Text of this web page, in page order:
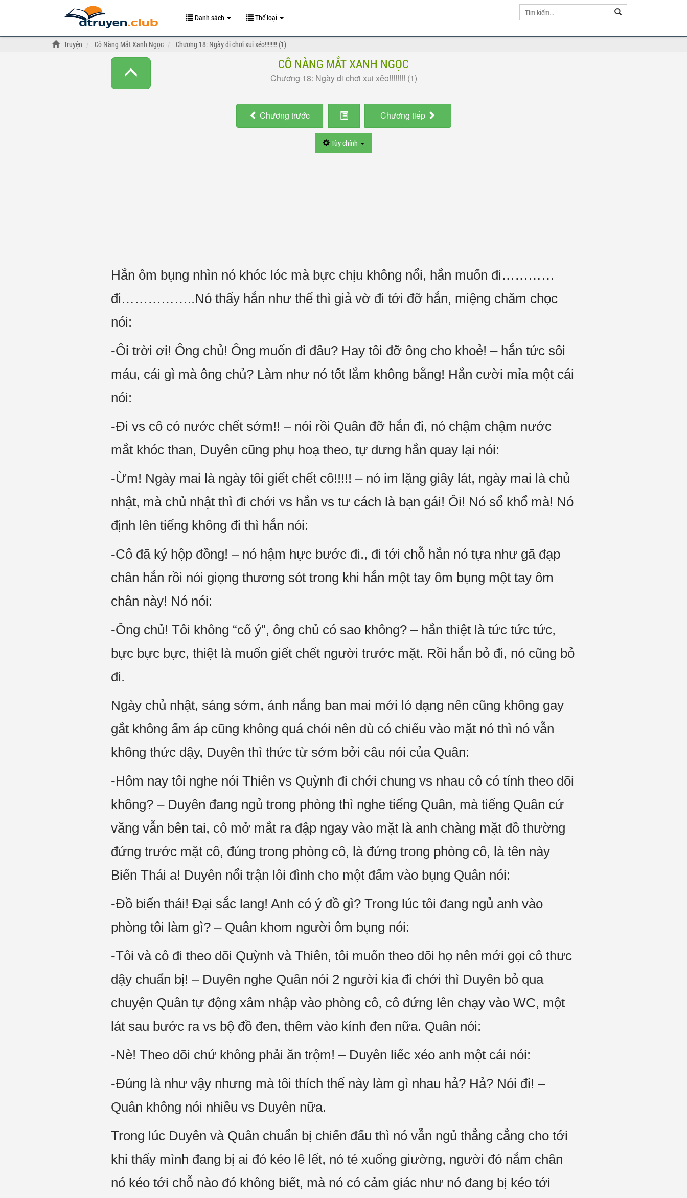
Danh sách Thể loại
Truyện Cô Nàng Mắt Xanh Ngọc Chương 18: Ngày đi chơi xui xẻo!!!!!!!! (1)
CÔ NÀNG MẮT XANH NGỌC
Chương 18: Ngày đi chơi xui xẻo!!!!!!!! (1)
Chương trước Chương tiếp
Tùy chỉnh
Hắn ôm bụng nhìn nó khóc lóc mà bực chịu không nổi, hắn muốn đi…………
đi……………..Nó thấy hắn như thế thì giả vờ đi tới đỡ hắn, miệng chăm chọc
nói:
-Ôi trời ơi! Ông chủ! Ông muốn đi đâu? Hay tôi đỡ ông cho khoẻ! – hắn tức sôi
máu, cái gì mà ông chủ? Làm như nó tốt lắm không bằng! Hắn cười mỉa một cái
nói:
-Đi vs cô có nước chết sớm!! – nói rồi Quân đỡ hắn đi, nó chậm chậm nước
mắt khóc than, Duyên cũng phụ hoạ theo, tự dưng hắn quay lại nói:
-Ừm! Ngày mai là ngày tôi giết chết cô!!!!! – nó im lặng giây lát, ngày mai là chủ
nhật, mà chủ nhật thì đi chới vs hắn vs tư cách là bạn gái! Ôi! Nó sổ khổ mà! Nó
định lên tiếng không đi thì hắn nói:
-Cô đã ký hộp đồng! – nó hậm hực bước đi., đi tới chỗ hắn nó tựa như gã đạp
chân hắn rồi nói giọng thương sót trong khi hắn một tay ôm bụng một tay ôm
chân này! Nó nói:
-Ông chủ! Tôi không “cố ý”, ông chủ có sao không? – hắn thiệt là tức tức tức,
bực bực bực, thiệt là muốn giết chết người trước mặt. Rồi hắn bỏ đi, nó cũng bỏ
đi.
Ngày chủ nhật, sáng sớm, ánh nắng ban mai mới ló dạng nên cũng không gay
gắt không ấm áp cũng không quá chói nên dù có chiếu vào mặt nó thì nó vẫn
không thức dậy, Duyên thì thức từ sớm bởi câu nói của Quân:
-Hôm nay tôi nghe nói Thiên vs Quỳnh đi chới chung vs nhau cô có tính theo dõi
không? – Duyên đang ngủ trong phòng thì nghe tiếng Quân, mà tiếng Quân cứ
văng vẫn bên tai, cô mở mắt ra đập ngay vào mặt là anh chàng mặt đồ thường
đứng trước mặt cô, đúng trong phòng cô, là đứng trong phòng cô, là tên này
Biến Thái a! Duyên nổi trận lôi đình cho một đấm vào bụng Quân nói:
-Đồ biến thái! Đại sắc lang! Anh có ý đồ gì? Trong lúc tôi đang ngủ anh vào
phòng tôi làm gì? – Quân khom người ôm bụng nói:
-Tôi và cô đi theo dõi Quỳnh và Thiên, tôi muốn theo dõi họ nên mới gọi cô thưc
dậy chuẩn bị! – Duyên nghe Quân nói 2 người kia đi chới thì Duyên bỏ qua
chuyện Quân tự động xâm nhập vào phòng cô, cô đứng lên chạy vào WC, một
lát sau bước ra vs bộ đồ đen, thêm vào kính đen nữa. Quân nói:
-Nè! Theo dõi chứ không phải ăn trộm! – Duyên liếc xéo anh một cái nói:
-Đúng là như vậy nhưng mà tôi thích thế này làm gì nhau hả? Hả? Nói đi! –
Quân không nói nhiều vs Duyên nữa.
Trong lúc Duyên và Quân chuẩn bị chiến đấu thì nó vẫn ngủ thẳng cẳng cho tới
khi thấy mình đang bị ai đó kéo lê lết, nó té xuống giường, người đó nắm chân
nó kéo tới chỗ nào đó không biết, mà nó có cảm giác như nó đang bị kéo tới